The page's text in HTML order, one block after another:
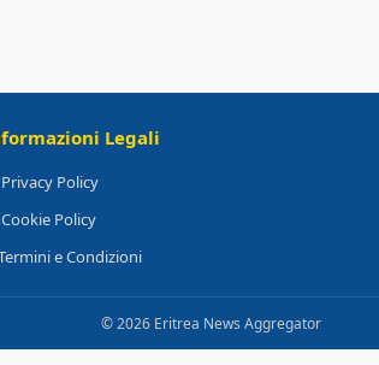
Legali
Privacy Policy
Cookie Policy
e Condizioni
© 2026 Eritrea News Aggregator